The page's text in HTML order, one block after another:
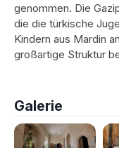
genommen. Die
die die türkische
Kindern aus Mardin
großartige Struktur
Galerie